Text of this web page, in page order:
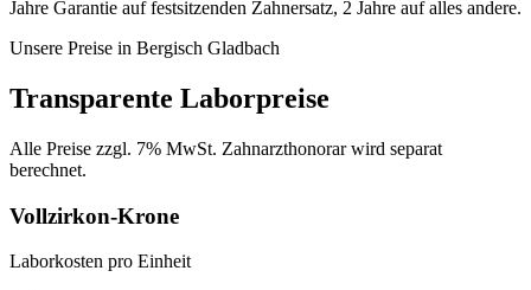
Jahre Garantie auf festsitzenden Zahnersatz, 2 Jahre auf alles andere.
Unsere Preise in Bergisch Gladbach
Transparente Laborpreise
Alle Preise zzgl. 7% MwSt. Zahnarzthonorar wird separat
berechnet.
Vollzirkon-Krone
Laborkosten pro Einheit